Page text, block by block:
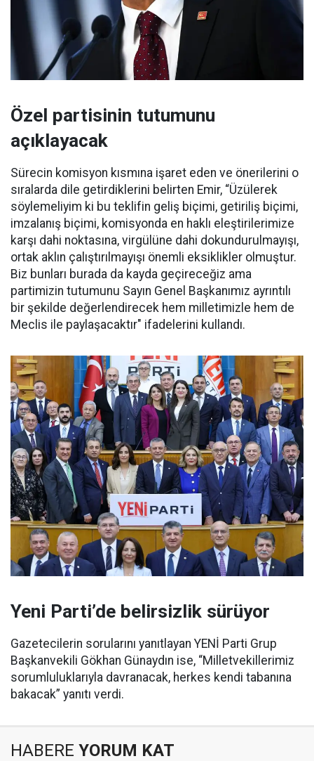
Özel partisinin tutumunu
açıklayacak
Sürecin komisyon kısmına işaret eden ve önerilerini o
sıralarda dile getirdiklerini belirten Emir, “Üzülerek
söylemeliyim ki bu teklifin geliş biçimi, getiriliş biçimi,
imzalanış biçimi, komisyonda en haklı eleştirilerimize
karşı dahi noktasına, virgülüne dahi dokundurulmayışı,
ortak aklın çalıştırılmayışı önemli eksiklikler olmuştur.
Biz bunları burada da kayda geçireceğiz ama
partimizin tutumunu Sayın Genel Başkanımız ayrıntılı
bir şekilde değerlendirecek hem milletimizle hem de
Meclis ile paylaşacaktır" ifadelerini kullandı.
Yeni Parti’de belirsizlik sürüyor
Gazetecilerin sorularını yanıtlayan YENİ Parti Grup
Başkanvekili Gökhan Günaydın ise, “Milletvekillerimiz
sorumluluklarıyla davranacak, herkes kendi tabanına
bakacak” yanıtı verdi.
HABERE YORUM KAT